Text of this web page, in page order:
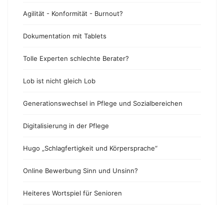
Agilität - Konformität - Burnout?
Dokumentation mit Tablets
Tolle Experten schlechte Berater?
Lob ist nicht gleich Lob
Generationswechsel in Pflege und Sozialbereichen
Digitalisierung in der Pflege
Hugo „Schlagfertigkeit und Körpersprache“
Online Bewerbung Sinn und Unsinn?
Heiteres Wortspiel für Senioren